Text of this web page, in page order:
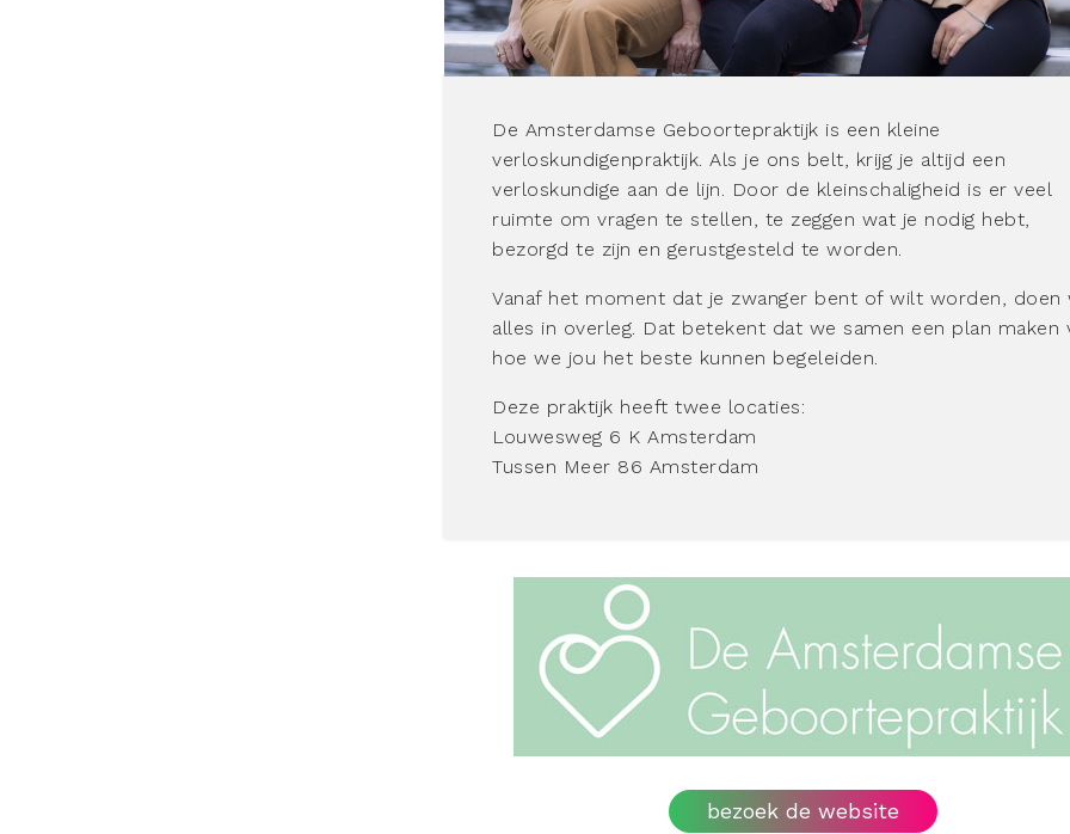
De Amsterdamse Geboortepraktijk is een kleine
verloskundigenpraktijk. Als je ons belt, krijg je altijd een
verloskundige aan de lijn. Door de kleinschaligheid is er veel
ruimte om vragen te stellen, te zeggen wat je nodig hebt,
bezorgd te zijn en gerustgesteld te worden.
Vanaf het moment dat je zwanger bent of wilt worden, doen
alles in overleg. Dat betekent dat we samen een plan maken
hoe we jou het beste kunnen begeleiden.
Deze praktijk heeft twee locaties:
Louwesweg 6 K Amsterdam
Tussen Meer 86 Amsterdam
bezoek de website